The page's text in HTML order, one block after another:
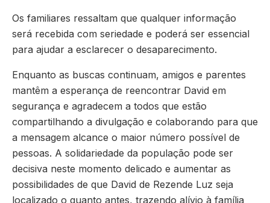
Os familiares ressaltam que qualquer informação
será recebida com seriedade e poderá ser essencial
para ajudar a esclarecer o desaparecimento.
Enquanto as buscas continuam, amigos e parentes
mantêm a esperança de reencontrar David em
segurança e agradecem a todos que estão
compartilhando a divulgação e colaborando para que
a mensagem alcance o maior número possível de
pessoas. A solidariedade da população pode ser
decisiva neste momento delicado e aumentar as
possibilidades de que David de Rezende Luz seja
localizado o quanto antes, trazendo alívio à família